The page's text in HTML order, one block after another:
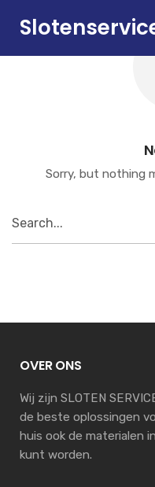
Sorry, but nothing
OVER ONS
Wij zijn SLOTEN
de beste oplossingen
huis ook de materialen
kunt worden.